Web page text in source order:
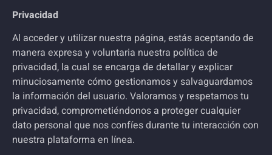
Privacidad
Al acceder y utilizar nuestra página, estás aceptando de
manera expresa y voluntaria nuestra política de
privacidad, la cual se encarga de detallar y explicar
minuciosamente cómo gestionamos y salvaguardamos
la información del usuario. Valoramos y respetamos tu
privacidad, comprometiéndonos a proteger cualquier
dato personal que nos confíes durante tu interacción con
nuestra plataforma en línea.